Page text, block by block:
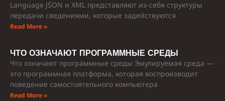
Language JSON и XML представляют из-себя структуры
передачи сведениями, которые задействуются
Read More »
ЧТО ОЗНАЧАЮТ ПРОГРАММНЫЕ СРЕДЫ
Что означают программные среды Эмулируемая среда —
это программная платформа, которая воспроизводит
поведение самостоятельного компьютера
Read More »